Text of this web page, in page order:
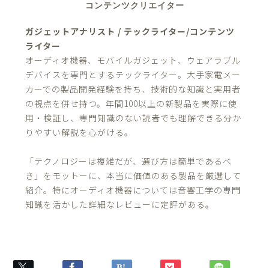
コンテンツクリエイター
ガジェットアナリスト / テックライター/コンテンツ
ライター
オーディオ機器、モバイルガジェット、ウェアラブル
デバイスを専門とするテックライター。大手家電メー
カーでの製品開発経験を持ち、技術的な知識と実用者
の視点を併せ持つ。年間100以上の新製品を実際に使
用・検証し、専門知識のない読者でも理解できる分か
りやすい解説を心がける。
「テクノロジーは複雑だが、選び方は簡単であるべ
き」をモットーに、本当に価値のある製品を厳選して
紹介。特にオーディオ機器については音響工学の専門
知識を活かした詳細なレビューに定評がある。